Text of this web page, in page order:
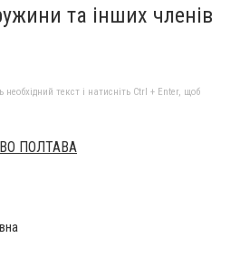
та інших членів
текст і натисніть Ctrl + Enter, щоб
ПОЛТАВА